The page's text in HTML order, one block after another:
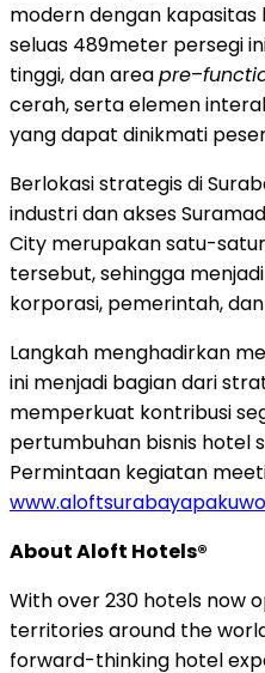
modern dengan
seluas 489meter persegi
tinggi, dan areapre–
cerah, serta elemen
yang dapat dinikmati
Berlokasi strategis di
industri dan akses
City merupakan satu-
tersebut, sehingga
korporasi, pemerintah,
Langkah menghadirkan
ini menjadi bagian dari
memperkuat kontribusi
pertumbuhan bisnis hotel
Permintaan kegiatan
About Aloft Hotels®
With over 230 hotels now
territories around the
forward-thinking hotel